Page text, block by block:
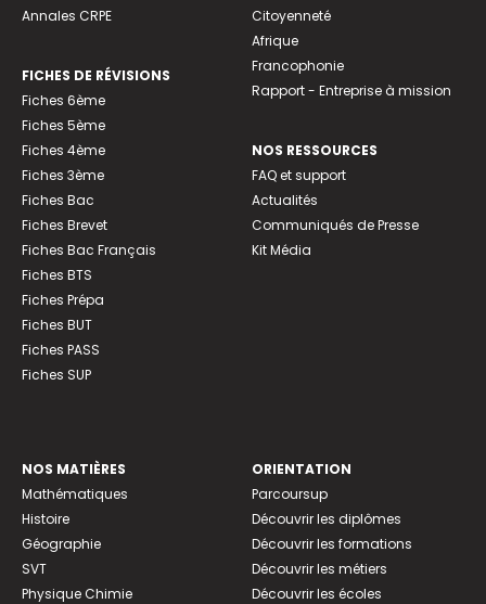
Annales CRPE
FICHES DE RÉVISIONS
Fiches 6ème
Fiches 5ème
Fiches 4ème
Fiches 3ème
Fiches Bac
Fiches Brevet
Fiches Bac Français
Fiches BTS
Fiches Prépa
Fiches BUT
Fiches PASS
Fiches SUP
Citoyenneté
Afrique
Francophonie
Rapport - Entreprise à mission
NOS RESSOURCES
FAQ et support
Actualités
Communiqués de Presse
Kit Média
NOS MATIÈRES
Mathématiques
Histoire
Géographie
SVT
Physique Chimie
ORIENTATION
Parcoursup
Découvrir les diplômes
Découvrir les formations
Découvrir les métiers
Découvrir les écoles